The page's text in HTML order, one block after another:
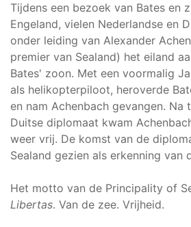
Tijdens een bezoek van Bates en
Engeland, vielen Nederlandse en
onder leiding van Alexander
premier van Sealand) het eiland
Bates' zoon. Met een voormalig
als helikopterpiloot, heroverde
en nam Achenbach gevangen. Na
Duitse diplomaat kwam
weer vrij. De komst van de
Sealand gezien als erkenning van
Het motto van de Principality of
Libertas. Van de zee. Vrijheid.